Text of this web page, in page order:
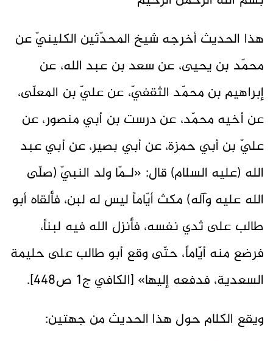
هذا الحديث أخرجه شيخ المحدّثين الكلينيّ عن
محمّد بن يحيى، عن سعد بن عبد الله، عن
إبراهيم بن محمّد الثقفيّ، عن عليّ بن المعلّى،
عن أخيه محمّد، عن درست بن أبي منصور، عن
عليّ بن أبي حمزة، عن أبي بصير، عن أبي عبد
الله (عليه السلام) قال: «لـمّا ولد النبيّ (صلّى
الله عليه وآله) مكث أيّاماً ليس له لبن، فألقاه أبو
طالب على ثدي نفسه، فأنزل الله فيه لبناً،
فرضع منه أيّاماً، حتّى وقع أبو طالب على حليمة
السعدية، فدفعه إليها» [الكافي ج1 ص448].
ويقع الكلام حول هذا الحديث من جهتين: